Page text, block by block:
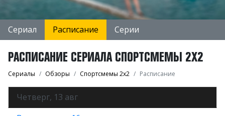
Сериал Расписание Серии
РАСПИСАНИЕ СЕРИАЛА СПОРТСМЕМЫ 2Х2
Сериалы Обзоры Спортсмемы 2х2 Расписание
Четверг, 13 авг